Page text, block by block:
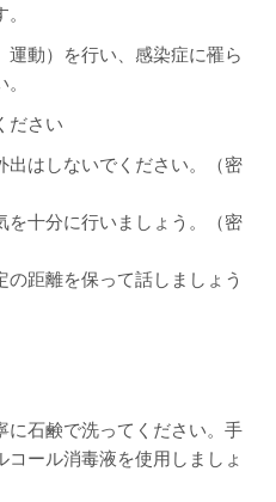
動）を行い、感染症に罹ら
ださい
出はしないでください。（密
を十分に行いましょう。（密
の距離を保って話しましょう
石鹸で洗ってください。手
ール消毒液を使用しましょ